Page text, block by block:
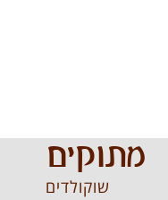
מתוקים
שוקולדים